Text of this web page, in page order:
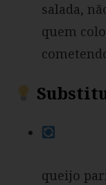
salada,
quem
queijo